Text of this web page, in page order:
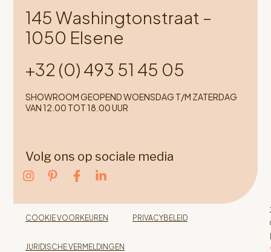
145 Washingtonstraat –
1050 Elsene
+32 (0) 493 51 45 05
SHOWROOM GEOPEND WOENSDAG T/M ZATERDAG
VAN 12.00 TOT 18.00 UUR
Volg ons op sociale media
COOKIE VOORKEUREN PRIVACYBELEID
JURIDISCHE VERMELDINGEN